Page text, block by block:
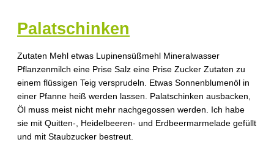
Palatschinken
Zutaten Mehl etwas Lupinensüßmehl Mineralwasser
Pflanzenmilch eine Prise Salz eine Prise Zucker Zutaten zu
einem flüssigen Teig versprudeln. Etwas Sonnenblumenöl in
einer Pfanne heiß werden lassen. Palatschinken ausbacken,
Öl muss meist nicht mehr nachgegossen werden. Ich habe
sie mit Quitten-, Heidelbeeren- und Erdbeermarmelade gefüllt
und mit Staubzucker bestreut.